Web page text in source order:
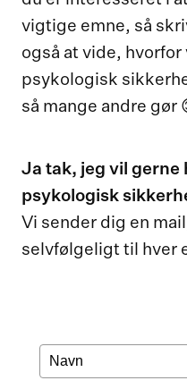
vigtige emne, så
også at vide, hvorfor
psykologisk
så mange andre gør
Ja tak, jeg vil gerne
psykologisk
Vi sender dig en
selvfølgeligt til hver